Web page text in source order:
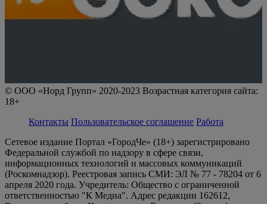
© ООО «Норд Групп» 2020-2023 Возрастная категория сайта:
18+
Контакты Пользовательское соглашение Работа
Сетевое издание Портал «ГородЧе» (18+) зарегистрировано
Федеральной службой по надзору в сфере связи,
информационных технологий и массовых коммуникаций
(Роскомнадзор). Реестровая запись СМИ: ЭЛ № 77 - 78204 от 6
апреля 2020 года. Учредитель: Общество с ограниченной
ответственностью "К Медиа". Адрес редакции 162612,